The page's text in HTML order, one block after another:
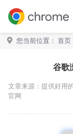
您当前位置： 首页
谷歌
文章来源： 提供好用
官网